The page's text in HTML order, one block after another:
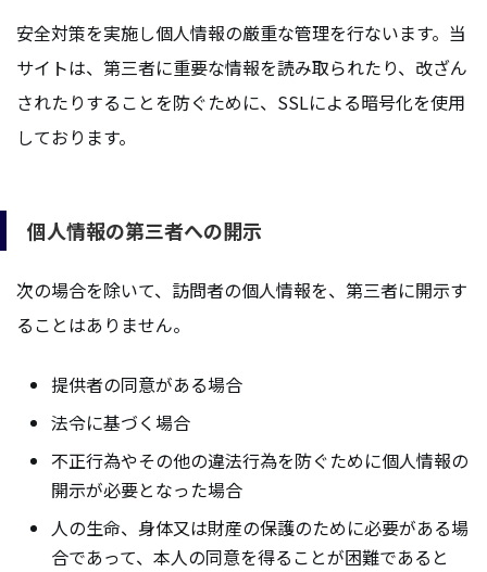
安全対策を実施し個人情報の厳重な管理を行ないます。当
サイトは、第三者に重要な情報を読み取られたり、改ざん
されたりすることを防ぐために、SSLによる暗号化を使用
しております。
個人情報の第三者への開示
次の場合を除いて、訪問者の個人情報を、第三者に開示す
ることはありません。
提供者の同意がある場合
法令に基づく場合
不正行為やその他の違法行為を防ぐために個人情報の
開示が必要となった場合
人の生命、身体又は財産の保護のために必要がある場
合であって、本人の同意を得ることが困難であると